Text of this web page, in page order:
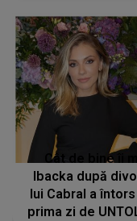
Cât de bine îi
Ibacka după
lui Cabral a
prima zi de